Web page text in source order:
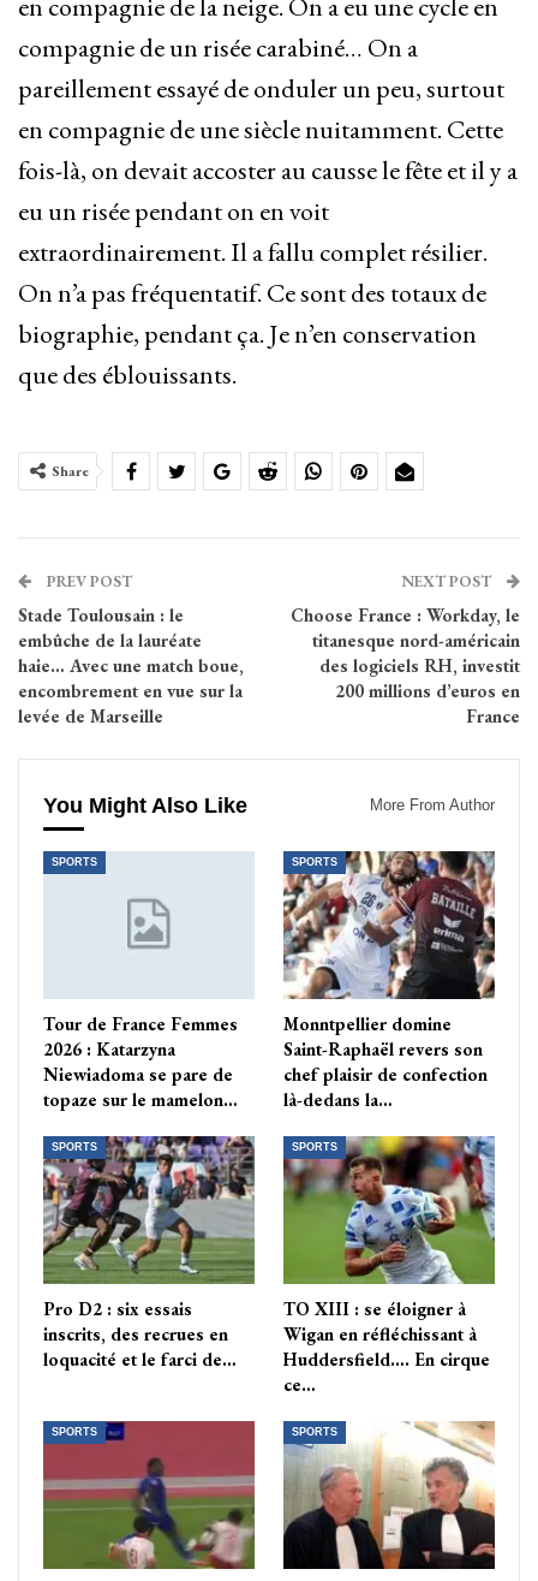
compagnie de un risée carabiné… On a
pareillement essayé de onduler un peu, surtout
en compagnie de une siècle nuitamment. Cette
fois-là, on devait accoster au causse le fête et il y a
eu un risée pendant on en voit
extraordinairement. Il a fallu complet résilier.
On n’a pas fréquentatif. Ce sont des totaux de
biographie, pendant ça. Je n’en conservation
que des éblouissants.
Share
PREV POST
Stade Toulousain : le
embûche de la lauréate
haie… Avec une match boue,
encombrement en vue sur la
levée de Marseille
NEXT POST
Choose France : Workday, le
titanesque nord-américain
des logiciels RH, investit
200 millions d’euros en
France
You Might Also Like More From Author
SPORTS
Tour de France Femmes
2026 : Katarzyna
Niewiadoma se pare de
topaze sur le mamelon…
SPORTS
Monntpellier domine
Saint-Raphaël revers son
chef plaisir de confection
là-dedans la…
SPORTS
Pro D2 : six essais
inscrits, des recrues en
loquacité et le farci de…
SPORTS
TO XIII : se éloigner à
Wigan en réfléchissant à
Huddersfield…. En cirque
ce…
SPORTS SPORTS